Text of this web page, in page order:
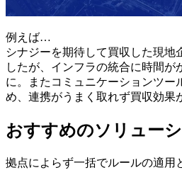
例えば…
シナジーを期待して買収した現地
したが、インフラの統合に時間が
に。またコミュニケーションツー
め、連携がうまく取れず買収効果
おすすめのソリュー
拠点によらず一括でルールの適用